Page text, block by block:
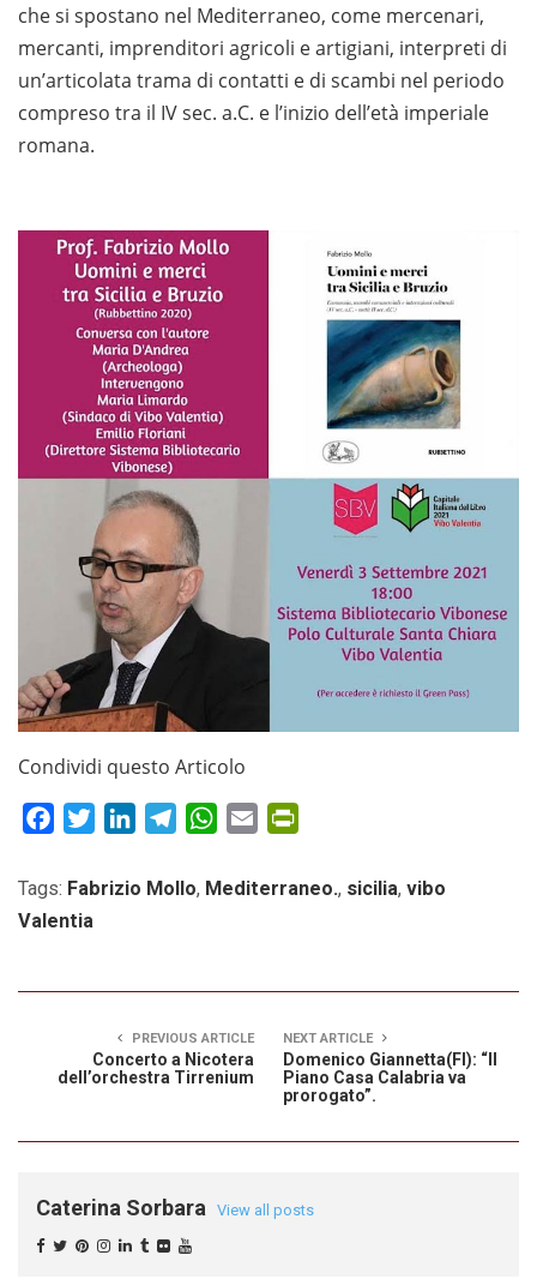
che si spostano nel Mediterraneo, come mercenari,
mercanti, imprenditori agricoli e artigiani, interpreti di
un’articolata trama di contatti e di scambi nel periodo
compreso tra il IV sec. a.C. e l’inizio dell’età imperiale
romana.
Condividi questo Articolo
FacebookTwitterLinkedInTelegramWhatsApp
Email
Tags: Fabrizio Mollo, Mediterraneo., sicilia, vibo
Valentia
PREVIOUS ARTICLE
Concerto a Nicotera
dell’orchestra Tirrenium
NEXT ARTICLE
Domenico Giannetta(FI): “Il
Piano Casa Calabria va
prorogato”.
Caterina Sorbara View all posts